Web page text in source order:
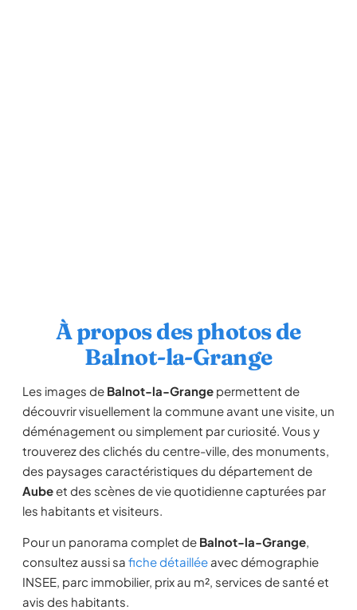
À propos des photos de
Balnot-la-Grange
Les images de Balnot-la-Grange permettent de
découvrir visuellement la commune avant une visite, un
déménagement ou simplement par curiosité. Vous y
trouverez des clichés du centre-ville, des monuments,
des paysages caractéristiques du département de
Aubeet des scènes de vie quotidienne capturées par
les habitants et visiteurs.
Pour un panorama complet de Balnot-la-Grange,
consultez aussi sa fiche détaillée avec démographie
INSEE, parc immobilier, prix au m², services de santé et
avis des habitants.